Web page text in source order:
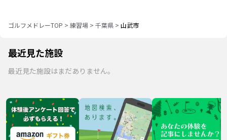
ゴルフメドレーTOP > 練習場 > 千葉県 > 山武市
最近見た施設
最近見た施設はまだありません。